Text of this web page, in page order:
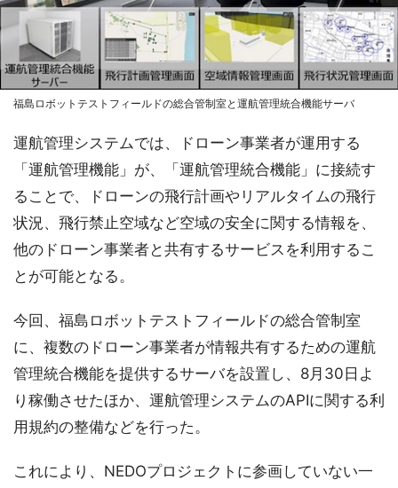
福島ロボットテストフィールドの総合管制室と運航管理統合機能サーバ
運航管理システムでは、ドローン事業者が運用する
「運航管理機能」が、「運航管理統合機能」に接続す
ることで、ドローンの飛行計画やリアルタイムの飛行
状況、飛行禁止空域など空域の安全に関する情報を、
他のドローン事業者と共有するサービスを利用するこ
とが可能となる。
今回、福島ロボットテストフィールドの総合管制室
に、複数のドローン事業者が情報共有するための運航
管理統合機能を提供するサーバを設置し、8月30日よ
り稼働させたほか、運航管理システムのAPIに関する利
用規約の整備などを行った。
これにより、NEDOプロジェクトに参画していない一